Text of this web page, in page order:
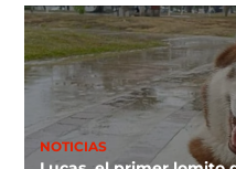
NOTICIAS